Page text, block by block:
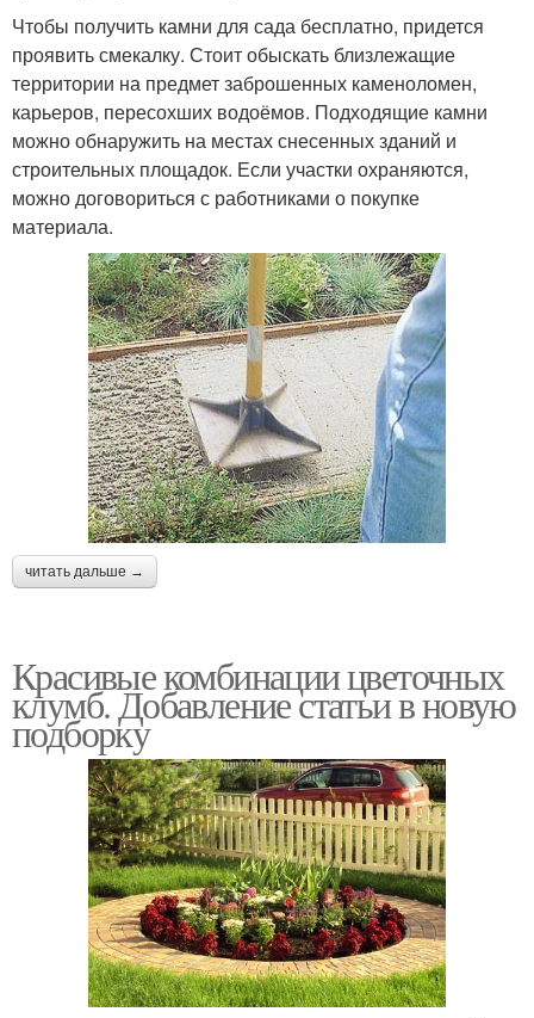
Чтобы получить камни для сада бесплатно, придется
проявить смекалку. Стоит обыскать близлежащие
территории на предмет заброшенных каменоломен,
карьеров, пересохших водоёмов. Подходящие камни
можно обнаружить на местах снесенных зданий и
строительных площадок. Если участки охраняются,
можно договориться с работниками о покупке
материала.
читать дальше →
Красивые комбинации цветочных
клумб. Добавление статьи в новую
подборку